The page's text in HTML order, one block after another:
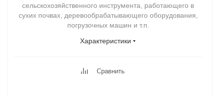
сельскохозяйственного инструмента, работающего в
сухих почвах, деревообрабатывающего оборудования,
погрузочных машин и т.п.
Характеристики
Сравнить